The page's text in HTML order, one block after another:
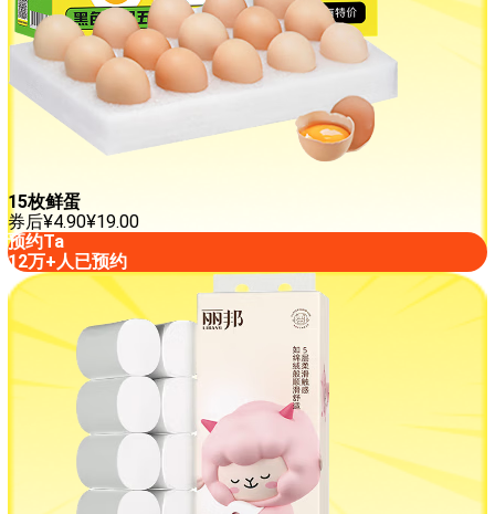
15枚鲜蛋
券后¥4.90¥19.00
预约Ta
12万+人已预约